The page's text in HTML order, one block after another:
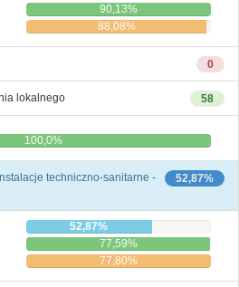
90,13%
88,08%
0
58
lokalnego
100,0%
52,87%
techniczno-sanitarne -
52,87%
77,59%
77,80%